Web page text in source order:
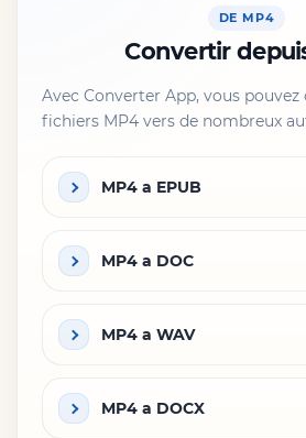
DE MP4
Convertir
Avec Converter App, vous
fichiers MP4 vers de nombreux
MP4 a EPUB
MP4 a DOC
MP4 a WAV
MP4 a DOCX